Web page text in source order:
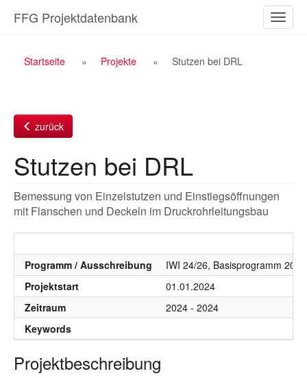
Inhalt
ein-/
FFG Projektdatenbank
Breadcrumb
Startseite Projekte Stutzen bei DRL
zurück
Stutzen bei DRL
Bemessung von Einzelstutzen und Einstiegsöffnungen
mit Flanschen und Deckeln im Druckrohrleitungsbau
Programm / Ausschreibung
IWI 24/26, Basisprogramm
Projektstart
01.01.2024
Zeitraum
2024 - 2024
Keywords
Projektbeschreibung